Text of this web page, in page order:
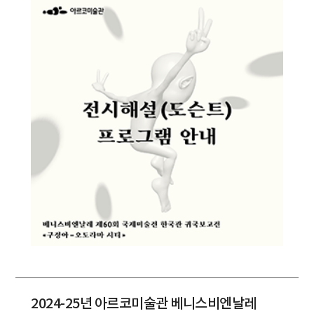
2024-25년 아르코미술관 베니스비엔날레